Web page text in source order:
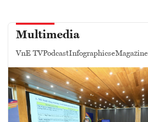
Multimedia
VnE TVPodcastInfographicseMagazine